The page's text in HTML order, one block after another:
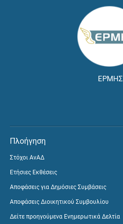
ΕΡΜΗΣ
Πλοήγηση
Στόχοι ΑνΑΔ
Ετήσιες Εκθέσεις
Αποφάσεις για Δημόσιες Συμβάσεις
Αποφάσεις Διοικητικού Συμβουλίου
Δείτε προηγούμενα Ενημερωτικά Δελτία